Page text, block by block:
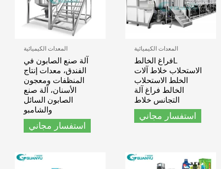
المعدات الكيميائية
Lفراغ الخالط
الاستحلاب خلاط آلات
الخلط الاستحلاب
الخالط فراغ آلة
التجانس خلاط
استفسار مجاني
المعدات الكيميائية
آلة صنع الصابون في
الفندق، معدات إنتاج
المنظفات ومعجون
الأسنان، آلة صنع
الصابون السائل
والشامبو
استفسار مجاني